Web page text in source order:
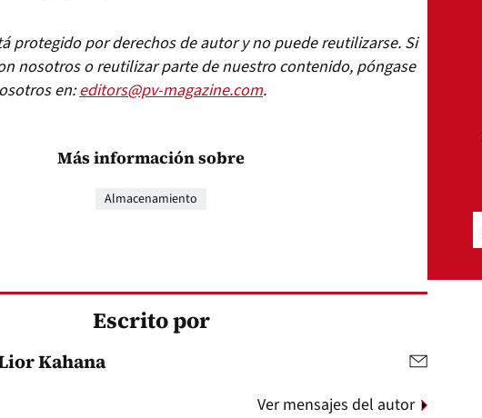
protegido por derechos de autor y no puede reutilizarse. Si
nosotros o reutilizar parte de nuestro contenido, póngase
en:editors@pv-magazine.com.
Más información sobre
Almacenamiento
Escrito por
Kahana
Ver mensajes del autor